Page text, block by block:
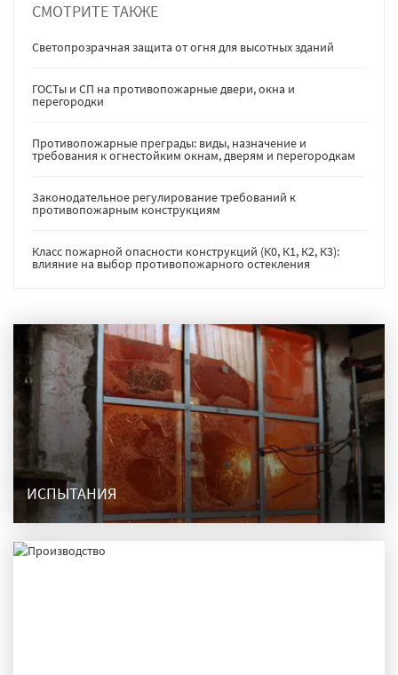
СМОТРИТЕ ТАКЖЕ
Светопрозрачная защита от огня для высотных зданий
ГОСТы и СП на противопожарные двери, окна и
перегородки
Противопожарные преграды: виды, назначение и
требования к огнестойким окнам, дверям и перегородкам
Законодательное регулирование требований к
противопожарным конструкциям
Класс пожарной опасности конструкций (К0, К1, К2, К3):
влияние на выбор противопожарного остекления
ИСПЫТАНИЯ